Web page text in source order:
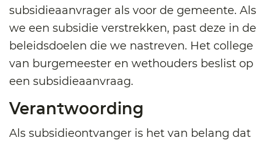
subsidieaanvrager als voor de gemeente. Als
we een subsidie verstrekken, past deze in de
beleidsdoelen die we nastreven. Het college
van burgemeester en wethouders beslist op
een subsidieaanvraag.
Verantwoording
Als subsidieontvanger is het van belang dat